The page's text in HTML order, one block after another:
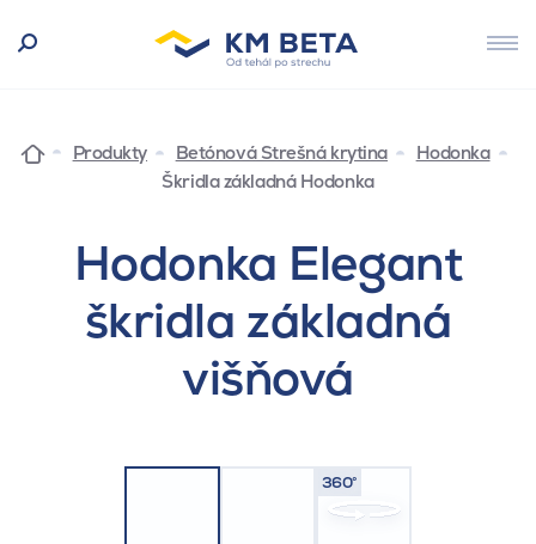
Produkty Betónová Strešná krytina
Hodonka
Škridla základná Hodonka
Hodonka Elegant
škridla základná
višňová
360°